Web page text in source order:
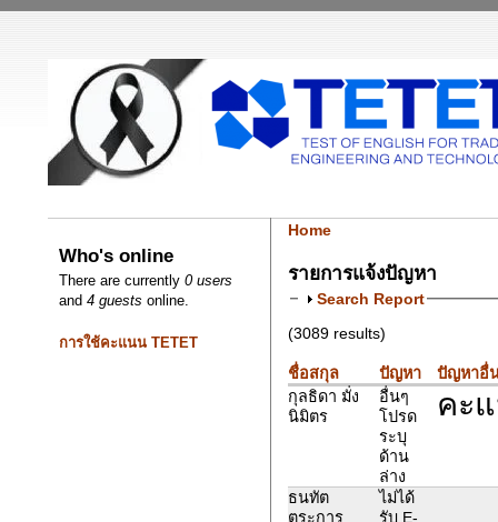
Who's online
There are currently0 users
and4 guests online.
การใช้คะแนน TETET
Home
รายการแจ้งปัญหา
Search Report
(3089 results)
ชื่อสกุล ปัญหา
ปัญหาอื่
กุลธิดา มั่ง
นิมิตร
อื่นๆ
โปรด
ระบุ
ด้าน
ล่าง
คะ
ธนทัต
ตระการ
ไม่ได้
รับ E-